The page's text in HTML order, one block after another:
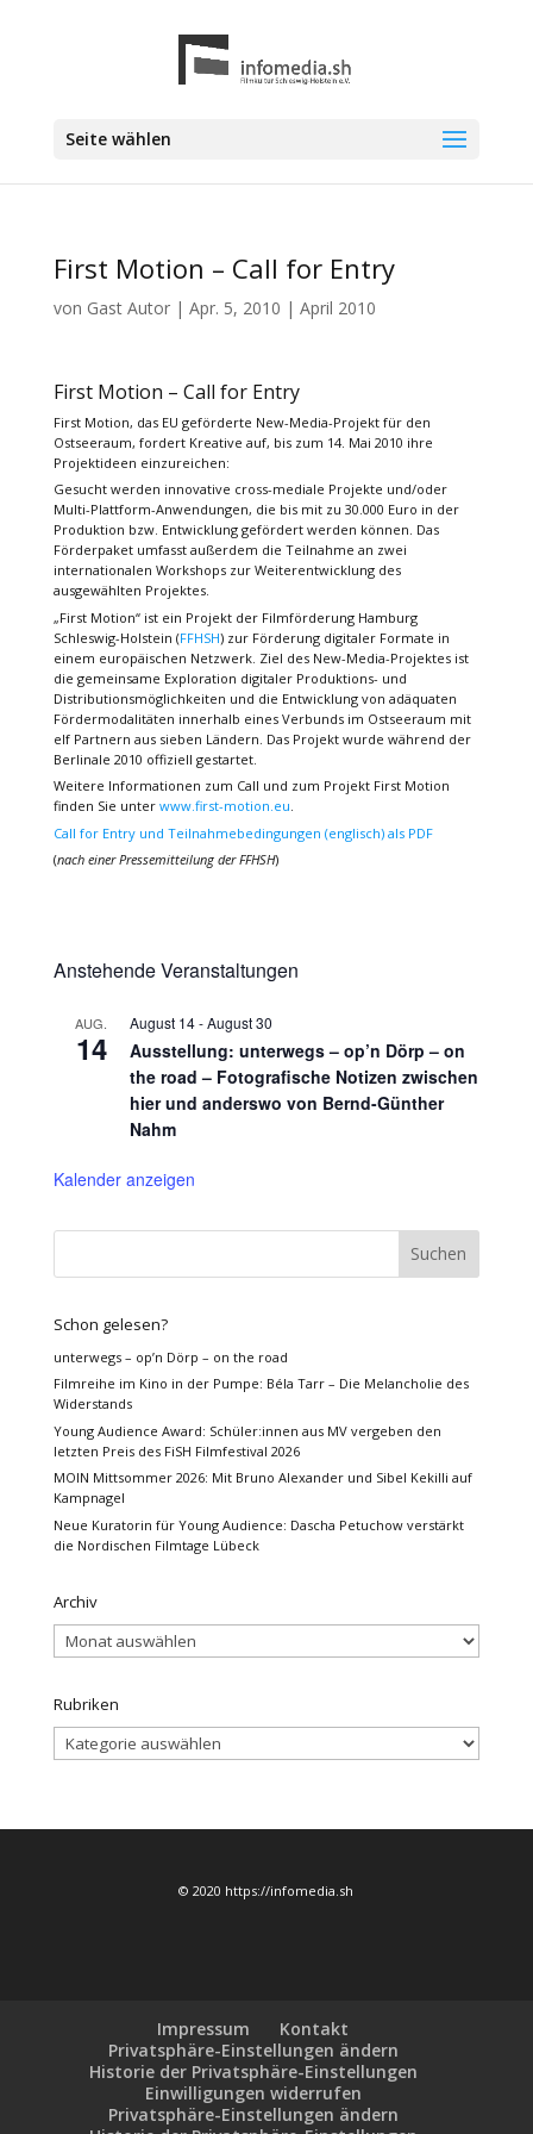
Seite wählen
First Motion – Call for Entry
von Gast Autor| Apr. 5, 2010 | April 2010
First Motion – Call for Entry
First Motion, das EU geförderte New-Media-Projekt für den
Ostseeraum, fordert Kreative auf, bis zum 14. Mai 2010 ihre
Projektideen einzureichen:
Gesucht werden innovative cross-mediale Projekte und/oder
Multi-Plattform-Anwendungen, die bis mit zu 30.000 Euro in der
Produktion bzw. Entwicklung gefördert werden können. Das
Förderpaket umfasst außerdem die Teilnahme an zwei
internationalen Workshops zur Weiterentwicklung des
ausgewählten Projektes.
„First Motion“ ist ein Projekt der Filmförderung Hamburg
Schleswig-Holstein (FFHSH) zur Förderung digitaler Formate in
einem europäischen Netzwerk. Ziel des New-Media-Projektes ist
die gemeinsame Exploration digitaler Produktions- und
Distributionsmöglichkeiten und die Entwicklung von adäquaten
Fördermodalitäten innerhalb eines Verbunds im Ostseeraum mit
elf Partnern aus sieben Ländern. Das Projekt wurde während der
Berlinale 2010 offiziell gestartet.
Weitere Informationen zum Call und zum Projekt First Motion
finden Sie unter www.first-motion.eu.
Call for Entry und Teilnahmebedingungen (englisch) als PDF
(nach einer Pressemitteilung der FFHSH)
Anstehende Veranstaltungen
AUG.
14
August 14-August 30
Ausstellung: unterwegs – op’n Dörp – on
the road – Fotografische Notizen zwischen
hier und anderswo von Bernd-Günther
Nahm
Kalender anzeigen
Schon gelesen?
unterwegs – op’n Dörp – on the road
Filmreihe im Kino in der Pumpe: Béla Tarr – Die Melancholie des
Widerstands
Young Audience Award: Schüler:innen aus MV vergeben den
letzten Preis des FiSH Filmfestival 2026
MOIN Mittsommer 2026: Mit Bruno Alexander und Sibel Kekilli auf
Kampnagel
Neue Kuratorin für Young Audience: Dascha Petuchow verstärkt
die Nordischen Filmtage Lübeck
Archiv
Archiv
Rubriken
Rubriken
© 2020 https://infomedia.sh
Impressum
Kontakt
Privatsphäre-Einstellungen ändern
Historie der Privatsphäre-Einstellungen
Einwilligungen widerrufen
Privatsphäre-Einstellungen ändern